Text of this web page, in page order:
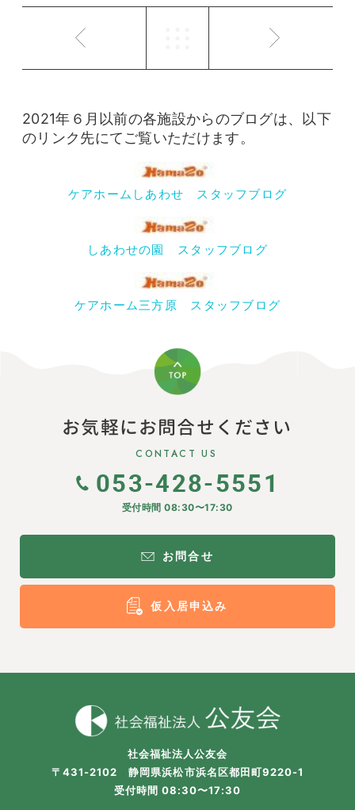
2021年６月以前の各施設からのブログは、以下
のリンク先にてご覧いただけます。
ケアホームしあわせ スタッフブログ
しあわせの園 スタッフブログ
ケアホーム三方原 スタッフブログ
お気軽にお問合せください
CONTACT US
053-428-5551
受付時間 08:30〜17:30
お問合せ
仮入居申込み
社会福祉法人公友会
〒431-2102 静岡県浜松市浜名区都田町9220-1
受付時間 08:30〜17:30